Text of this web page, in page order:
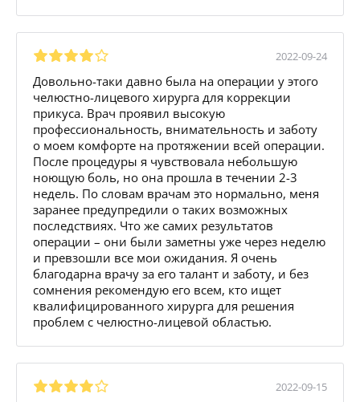
2022-09-24
Довольно-таки давно была на операции у этого
челюстно-лицевого хирурга для коррекции
прикуса. Врач проявил высокую
профессиональность, внимательность и заботу
о моем комфорте на протяжении всей операции.
После процедуры я чувствовала небольшую
ноющую боль, но она прошла в течении 2-3
недель. По словам врачам это нормально, меня
заранее предупредили о таких возможных
последствиях. Что же самих результатов
операции – они были заметны уже через неделю
и превзошли все мои ожидания. Я очень
благодарна врачу за его талант и заботу, и без
сомнения рекомендую его всем, кто ищет
квалифицированного хирурга для решения
проблем с челюстно-лицевой областью.
2022-09-15